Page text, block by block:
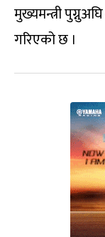
मुख्यमन्त्री
गरिएको छ ।